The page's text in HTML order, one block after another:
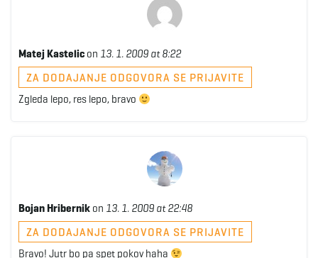
Matej Kastelic on 13. 1. 2009 at 8:22
ZA DODAJANJE ODGOVORA SE PRIJAVITE
Zgleda lepo, res lepo, bravo
Bojan Hribernik on 13. 1. 2009 at 22:48
ZA DODAJANJE ODGOVORA SE PRIJAVITE
Bravo! Jutr bo pa spet pokov haha